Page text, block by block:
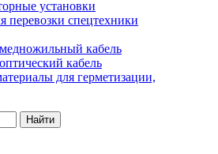
установки
перевозки спецтехники
кабель
кабель
для герметизации,